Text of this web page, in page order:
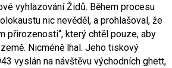
vyhlazování Židů. Během procesu
nic nevěděl, a prohlašoval, že
přirozenosti“, který chtěl pouze, aby
Nicméně lhal. Jeho tiskový
vyslán na návštěvu východních ghett,